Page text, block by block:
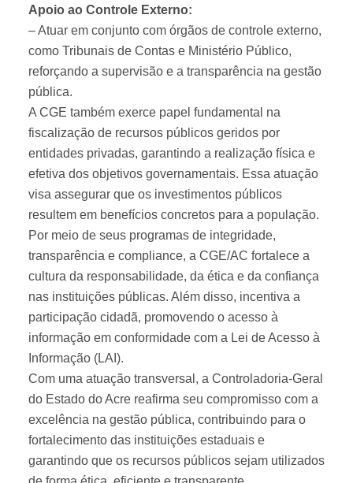
Apoio ao Controle Externo:
– Atuar em conjunto com órgãos de controle externo,
como Tribunais de Contas e Ministério Público,
reforçando a supervisão e a transparência na gestão
pública.
A CGE também exerce papel fundamental na
fiscalização de recursos públicos geridos por
entidades privadas, garantindo a realização física e
efetiva dos objetivos governamentais. Essa atuação
visa assegurar que os investimentos públicos
resultem em benefícios concretos para a população.
Por meio de seus programas de integridade,
transparência e compliance, a CGE/AC fortalece a
cultura da responsabilidade, da ética e da confiança
nas instituições públicas. Além disso, incentiva a
participação cidadã, promovendo o acesso à
informação em conformidade com a Lei de Acesso à
Informação (LAI).
Com uma atuação transversal, a Controladoria-Geral
do Estado do Acre reafirma seu compromisso com a
excelência na gestão pública, contribuindo para o
fortalecimento das instituições estaduais e
garantindo que os recursos públicos sejam utilizados